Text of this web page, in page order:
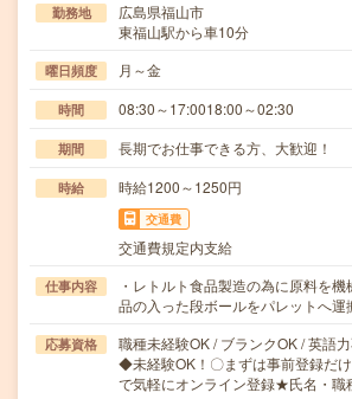
勤務地
広島県福山市
東福山駅から車10分
曜日頻度 月～金
時間 08:30～17:0018:00～02:30
期間 長期でお仕事できる方、大歓迎！
時給 時給1200～1250円
交通費
交通費規定内支給
仕事内容
・レトルト食品製造の為に原料を
品の入った段ボールをパレットへ
応募資格
職種未経験OK / ブランクOK / 英語
◆未経験OK！〇まずは事前登録だ
で気軽にオンライン登録★氏名・